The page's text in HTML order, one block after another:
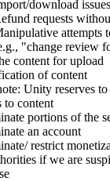
download
requests
attempts
"change review
content for upload
of content
Unity reserves
to content
portions of the
an account
restrict
if we are